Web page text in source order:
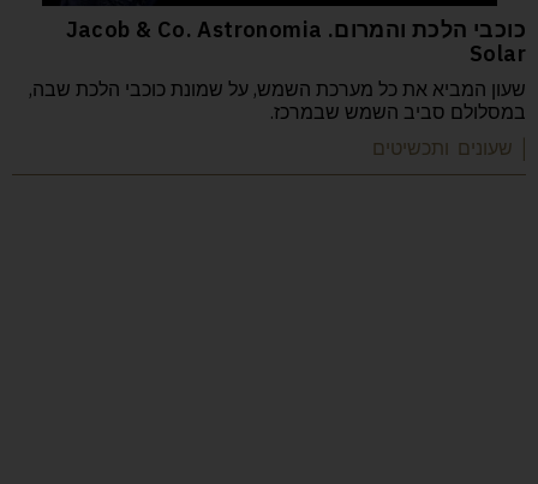
כוכבי הלכת והמרום. Jacob & Co. Astronomia
Solar
שעון המביא את כל מערכת השמש, על שמונת כוכבי הלכת שבה,
במסלולם סביב השמש שבמרכז.
| שעונים ותכשיטים